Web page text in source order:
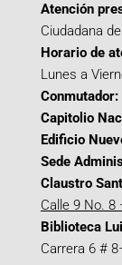
Atención
Ciudadana
Horario de
Lunes a
Conmutador:
Capitolio
Edificio
Sede
Claustro
Calle 9 No. 8
Biblioteca
Carrera 6 #